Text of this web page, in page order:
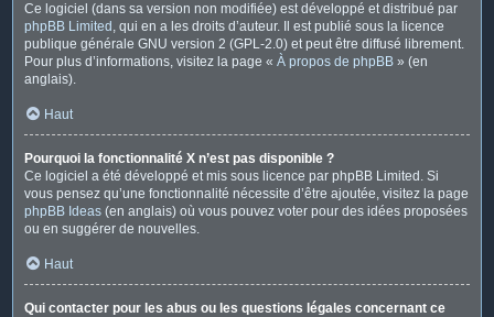
Ce logiciel (dans sa version non modifiée) est développé et distribué par
phpBB Limited , qui en a les droits d’auteur. Il est publié sous la licence
publique générale GNU version 2 (GPL-2.0) et peut être diffusé librement.
Pour plus d’informations, visitez la page « À propos de phpBB » (en
anglais).
Haut
Pourquoi la fonctionnalité X n’est pas disponible ?
Ce logiciel a été développé et mis sous licence par phpBB Limited. Si
vous pensez qu’une fonctionnalité nécessite d’être ajoutée, visitez la page
phpBB Ideas (en anglais) où vous pouvez voter pour des idées proposées
ou en suggérer de nouvelles.
Haut
Qui contacter pour les abus ou les questions légales concernant ce